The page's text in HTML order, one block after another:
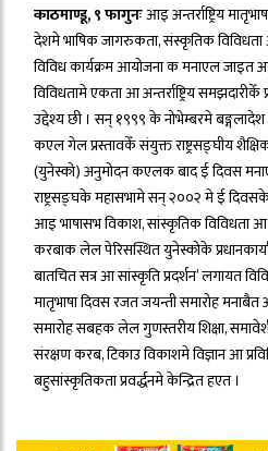
काठमाण्डू, ९ फागुनःआइ अन्तर्राष्ट्रिय
देशमे भाषिक जागरुकता, संस्कृतिक विविधता आ
विविध कार्यक्रम आयोजना क मनाएल जाइत
विविधतामे एकता आ अन्तर्राष्ट्रिय
उद्देश्य छी । सन् १९९९ के नोभेम्बरमे बङ्गलादेश
कएल गेल प्रस्तावकेँ संयुक्त राष्ट्रसङ्घीय
(युनेस्को) अनुमोदन कएलक बाद ई दिवस
राष्ट्रसङ्घके महासभामे सन् २००२ मे ई
आइ भाषासभ विकाश, सांस्कृतिक विविधता
करबाक लेल पेरिसस्थित युनेस्कोके
बातचित सत्र आ सांस्कृति प्रदर्शन’ लगायत
मातृभाषा दिवस रजत जयन्ती समारोह
समारोह सबहक लेल गुणस्तरीय शिक्षा,
संरक्षण करब, टिकाउ विकाशमे विज्ञान आ
बहुसांस्कृतिकता प्रवर्द्धनमे केन्द्रित हएत ।